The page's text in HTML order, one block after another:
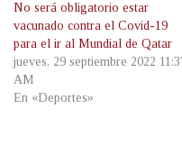
No será obligatorio estar
vacunado contra el Covid-19
para el ir al Mundial de Qatar
jueves, 29 septiembre 2022
AM
En «Deportes»